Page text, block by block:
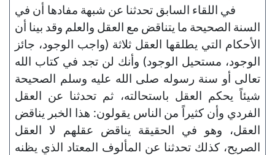
في اللقاء السابق تحدثنا عن شبهة مفادها أن في
السنة الصحيحة ما يتناقض مع العقل والعلم وقد بينا أن
الأحكام التي يطلقها العقل ثلاثة (واجب الوجود، جائز
الوجود، مستحيل الوجود) وأنك لن تجد في كتاب الله
تعالى أو سنة رسوله صلى الله عليه وسلم الصحيحة
شيئاً يحكم العقل باستحالته، ثم تحدثنا عن العقل
الفردي وأن كثيراً من الناس يقولون: هذا الخبر يناقض
العقل، وهو في الحقيقة يناقض عقلهم لا العقل
الصريح، كذلك تحدثنا عن المألوف المعتاد الذي يظنه